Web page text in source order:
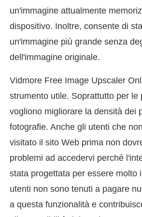
un'immagine attualmente
dispositivo. Inoltre, consente di
un'immagine più grande senza
dell'immagine originale.
Vidmore Free Image Upscaler
strumento utile. Soprattutto per le
vogliono migliorare la densità dei
fotografie. Anche gli utenti che
visitato il sito Web prima non
problemi ad accedervi perché
stata progettata per essere molto
utenti non sono tenuti a pagare
a questa funzionalità e